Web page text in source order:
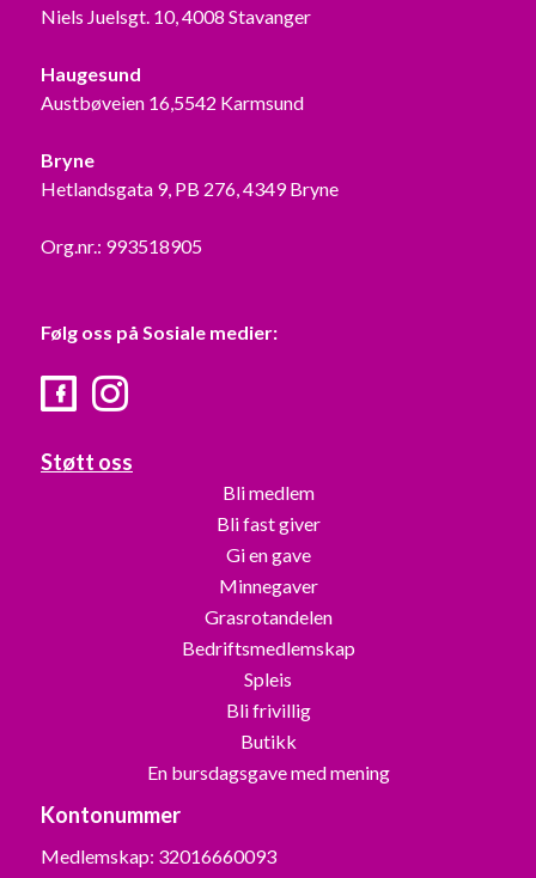
Niels Juelsgt. 10, 4008 Stavanger
Haugesund
Austbøveien 16,5542 Karmsund
Bryne
Hetlandsgata 9, PB 276, 4349 Bryne
Org.nr.: 993518905
Følg oss på Sosiale medier:
FacebookInstagram
Støtt oss
Bli medlem
Bli fast giver
Gi en gave
Minnegaver
Grasrotandelen
Bedriftsmedlemskap
Spleis
Bli frivillig
Butikk
En bursdagsgave med mening
Kontonummer
Medlemskap: 32016660093